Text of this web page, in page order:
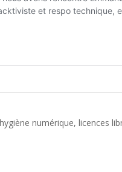
hygiène numérique,licences